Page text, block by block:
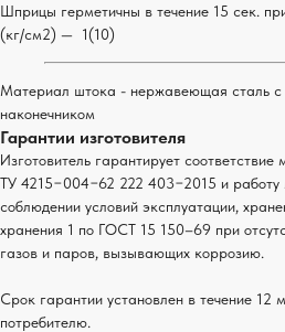
Шприцы герметичны в течение 15 сек.
(кг/см2) — 1(10)
Материал штока - нержавеющая сталь с
наконечником
Гарантии изготовителя
Изготовитель гарантирует
ТУ 4215−004−62 222 403−2015 и
соблюдении условий эксплуатации,
хранения 1 по ГОСТ 15 150–69 при
газов и паров, вызывающих коррозию.
Срок гарантии установлен в течение 12
потребителю.